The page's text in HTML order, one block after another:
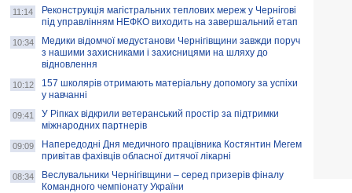
11:14
Реконструкція магістральних теплових мереж у Чернігові
під управлінням НЕФКО виходить на завершальний етап
10:34
Медики відомчої медустанови Чернігівщини завжди поруч
з нашими захисниками і захисницями на шляху до
відновлення
10:12
157 школярів отримають матеріальну допомогу за успіхи
у навчанні
09:41
У Ріпках відкрили ветеранський простір за підтримки
міжнародних партнерів
09:09
Напередодні Дня медичного працівника Костянтин Мегем
привітав фахівців обласної дитячої лікарні
08:34
Веслувальники Чернігівщини – серед призерів фіналу
Командного чемпіонату України